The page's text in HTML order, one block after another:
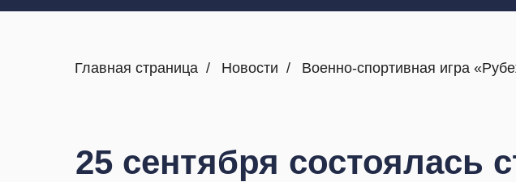
Главная страница / Новости / Военно-спортивная игра
25 сентября состоялась